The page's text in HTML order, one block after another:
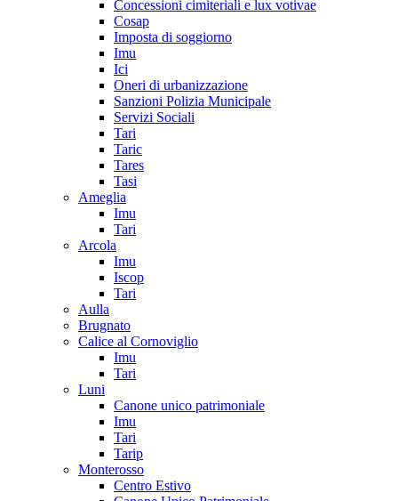
Concessioni cimiteriali e lux votivae
Cosap
Imposta di soggiorno
Imu
Ici
Oneri di urbanizzazione
Sanzioni Polizia Municipale
Servizi Sociali
Tari
Taric
Tares
Tasi
Ameglia
Imu
Tari
Arcola
Imu
Iscop
Tari
Aulla
Brugnato
Calice al Cornoviglio
Imu
Tari
Luni
Canone unico patrimoniale
Imu
Tari
Tarip
Monterosso
Centro Estivo